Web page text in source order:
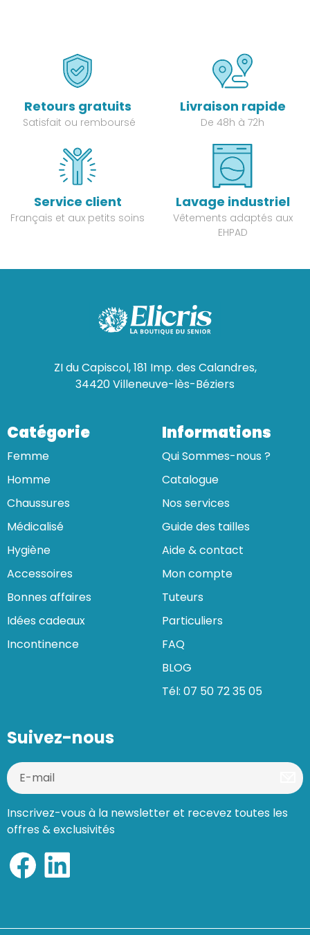
Retours gratuits
Satisfait ou remboursé
Livraison rapide
De 48h à 72h
Service client
Français et aux petits soins
Lavage industriel
Vêtements adaptés aux
EHPAD
ZI du Capiscol, 181 Imp. des Calandres,
34420 Villeneuve-lès-Béziers
Catégorie
Femme
Homme
Chaussures
Médicalisé
Hygiène
Accessoires
Bonnes affaires
Idées cadeaux
Incontinence
Informations
Qui Sommes-nous ?
Catalogue
Nos services
Guide des tailles
Aide & contact
Mon compte
Tuteurs
Particuliers
FAQ
BLOG
Tél: 07 50 72 35 05
Suivez-nous
Inscrivez-vous à la newsletter et recevez toutes les
offres & exclusivités